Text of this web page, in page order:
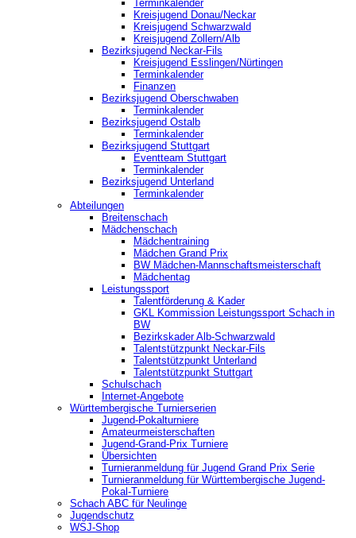
Terminkalender
Kreisjugend Donau/Neckar
Kreisjugend Schwarzwald
Kreisjugend Zollern/Alb
Bezirksjugend Neckar-Fils
Kreisjugend ‎Esslingen/Nürtingen
Terminkalender
Finanzen
Bezirksjugend Oberschwaben
Terminkalender
Bezirksjugend Ostalb
Terminkalender
Bezirksjugend Stuttgart
‎Eventteam Stuttgart
Terminkalender
Bezirksjugend Unterland
Terminkalender
Abteilungen
Breitenschach
Mädchenschach
Mädchentraining
Mädchen Grand Prix
BW Mädchen-Mannschaftsmeisterschaft
Mädchentag
Leistungssport
Talentförderung & Kader
GKL Kommission Leistungssport Schach in
BW
Bezirkskader Alb-Schwarzwald
Talentstützpunkt Neckar-Fils
Talentstützpunkt Unterland
Talentstützpunkt Stuttgart
Schulschach
Internet-Angebote
Württembergische Turnierserien
Jugend-Pokalturniere
Amateurmeisterschaften
Jugend-Grand-Prix Turniere
Übersichten
Turnieranmeldung für Jugend Grand Prix Serie
Turnieranmeldung für Württembergische Jugend-
Pokal-Turniere
Schach ABC für Neulinge
Jugendschutz
WSJ-Shop